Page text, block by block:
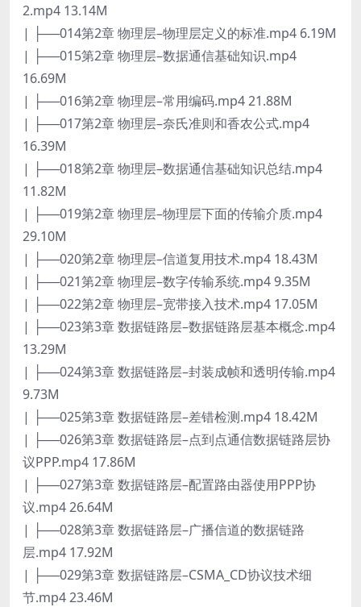
2.mp4 13.14M
| ├──014第2章 物理层–物理层定义的标准.mp4 6.19M
| ├──015第2章 物理层–数据通信基础知识.mp4
16.69M
| ├──016第2章 物理层–常用编码.mp4 21.88M
| ├──017第2章 物理层–奈氏准则和香农公式.mp4
16.39M
| ├──018第2章 物理层–数据通信基础知识总结.mp4
11.82M
| ├──019第2章 物理层–物理层下面的传输介质.mp4
29.10M
| ├──020第2章 物理层–信道复用技术.mp4 18.43M
| ├──021第2章 物理层–数字传输系统.mp4 9.35M
| ├──022第2章 物理层–宽带接入技术.mp4 17.05M
| ├──023第3章 数据链路层–数据链路层基本概念.mp4
13.29M
| ├──024第3章 数据链路层–封装成帧和透明传输.mp4
9.73M
| ├──025第3章 数据链路层–差错检测.mp4 18.42M
| ├──026第3章 数据链路层–点到点通信数据链路层协
议PPP.mp4 17.86M
| ├──027第3章 数据链路层–配置路由器使用PPP协
议.mp4 26.64M
| ├──028第3章 数据链路层–广播信道的数据链路
层.mp4 17.92M
| ├──029第3章 数据链路层–CSMA_CD协议技术细
节.mp4 23.46M